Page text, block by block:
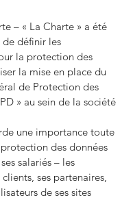
– « La Charte » a été
définir les
la protection des
la mise en place du
de Protection des
» au sein de la société
une importance toute
des données
salariés – les
clients, ses partenaires,
de ses sites